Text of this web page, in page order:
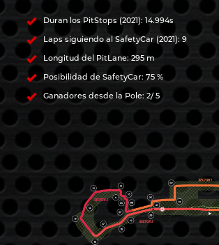
Duran los PitStops (2021): 14.994s
Laps siguiendo al SafetyCar (2021): 9
Longitud del PitLane: 295 m
Posibilidad de SafetyCar: 75 %
Ganadores desde la Pole: 2/ 5